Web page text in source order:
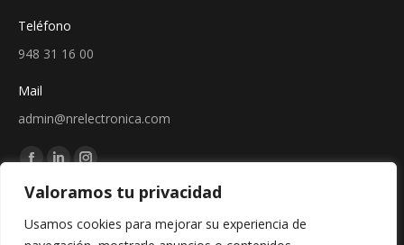
Valoramos tu privacidad
Usamos cookies para mejorar su experiencia de
Teléfono
948 31 16 00
Mail
admin@nrelectronica.com
Encuéntranos en:
Facebook
page
Linkedin
page
Instagram
page